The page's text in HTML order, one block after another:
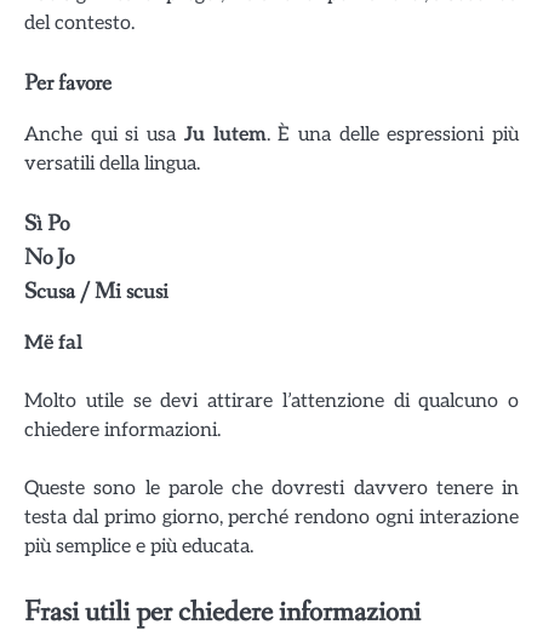
del contesto.
Per favore
Anche qui si usa Ju lutem. È una delle espressioni più
versatili della lingua.
SìPo
NoJo
Scusa / Mi scusi
Më fal
Molto utile se devi attirare l’attenzione di qualcuno o
chiedere informazioni.
Queste sono le parole che dovresti davvero tenere in
testa dal primo giorno, perché rendono ogni interazione
più semplice e più educata.
Frasi utili per chiedere informazioni